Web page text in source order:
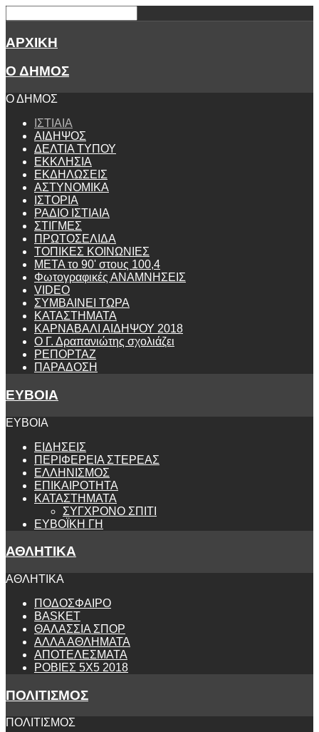
ΑΡΧΙΚΗ
Ο ΔΗΜΟΣ
Ο ΔΗΜΟΣ
ΙΣΤΙΑΙΑ
ΑΙΔΗΨΟΣ
ΔΕΛΤΙΑ ΤΥΠΟΥ
ΕΚΚΛΗΣΙΑ
ΕΚΔΗΛΩΣΕΙΣ
ΑΣΤΥΝΟΜΙΚΑ
ΙΣΤΟΡΙΑ
ΡΑΔΙΟ ΙΣΤΙΑΙΑ
ΣΤΙΓΜΕΣ
ΠΡΩΤΟΣΕΛΙΔΑ
ΤΟΠΙΚΕΣ ΚΟΙΝΩΝΙΕΣ
ΜΕΤΑ το 90' στους 100,4
Φωτογραφικές ΑΝΑΜΝΗΣΕΙΣ
VIDEO
ΣΥΜΒΑΙΝΕΙ ΤΩΡΑ
ΚΑΤΑΣΤΗΜΑΤΑ
ΚΑΡΝΑΒΑΛΙ ΑΙΔΗΨΟΥ 2018
Ο Γ. Δραπανιώτης σχολιάζει
ΡΕΠΟΡΤΑΖ
ΠΑΡΑΔΟΣΗ
ΕΥΒΟΙΑ
ΕΥΒΟΙΑ
ΕΙΔΗΣΕΙΣ
ΠΕΡΙΦΕΡΕΙΑ ΣΤΕΡΕΑΣ
ΕΛΛΗΝΙΣΜΟΣ
ΕΠΙΚΑΙΡΟΤΗΤΑ
ΚΑΤΑΣΤΗΜΑΤΑ
ΣΥΓΧΡΟΝΟ ΣΠΙΤΙ
ΕΥΒΟΪΚΗ ΓΗ
ΑΘΛΗΤΙΚΑ
ΑΘΛΗΤΙΚΑ
ΠΟΔΟΣΦΑΙΡΟ
BASKET
ΘΑΛΑΣΣΙΑ ΣΠΟΡ
ΑΛΛΑ ΑΘΛΗΜΑΤΑ
ΑΠΟΤΕΛΕΣΜΑΤΑ
ΡΟΒΙΕΣ 5Χ5 2018
ΠΟΛΙΤΙΣΜΟΣ
ΠΟΛΙΤΙΣΜΟΣ